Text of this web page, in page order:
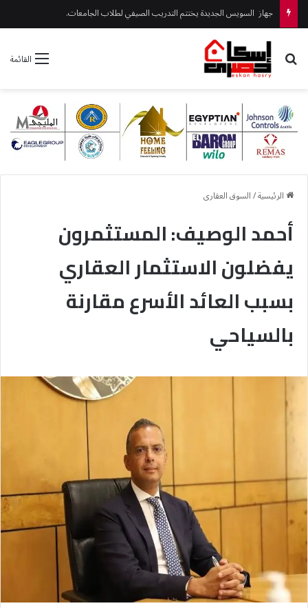
القائمة بحث عن
الرئيسية/السوق العقارى
أحمد الوصيف: المستثمرون
يفضلون الاستثمار العقاري
بسبب العائد الأسرع مقارنة
بالسياحي